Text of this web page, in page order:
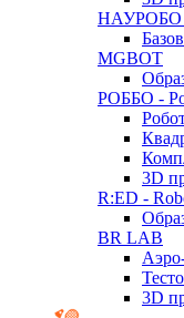
НАУРОБО -
MGBOT
РОББО -
3D
R:ED -
BR LAB
3D